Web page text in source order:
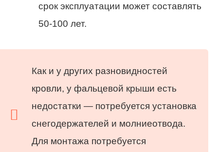
срок эксплуатации может составлять
50-100 лет.
Как и у других разновидностей
кровли, у фальцевой крыши есть
недостатки — потребуется установка
снегодержателей и молниеотвода.
Для монтажа потребуется